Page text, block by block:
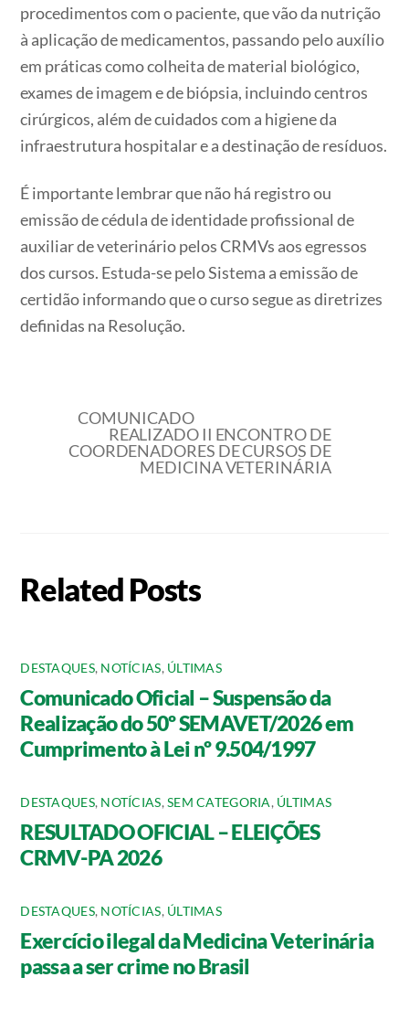
procedimentos com o paciente, que vão da nutrição
à aplicação de medicamentos, passando pelo auxílio
em práticas como colheita de material biológico,
exames de imagem e de biópsia, incluindo centros
cirúrgicos, além de cuidados com a higiene da
infraestrutura hospitalar e a destinação de resíduos.
É importante lembrar que não há registro ou
emissão de cédula de identidade profissional de
auxiliar de veterinário pelos CRMVs aos egressos
dos cursos. Estuda-se pelo Sistema a emissão de
certidão informando que o curso segue as diretrizes
definidas na Resolução.
COMUNICADO
REALIZADO II ENCONTRO DE
COORDENADORES DE CURSOS DE
MEDICINA VETERINÁRIA
Related Posts
DESTAQUES, NOTÍCIAS, ÚLTIMAS
Comunicado Oficial – Suspensão da
Realização do 50º SEMAVET/2026 em
Cumprimento à Lei nº 9.504/1997
DESTAQUES, NOTÍCIAS,SEM CATEGORIA, ÚLTIMAS
RESULTADO OFICIAL – ELEIÇÕES
CRMV-PA 2026
DESTAQUES, NOTÍCIAS, ÚLTIMAS
Exercício ilegal da Medicina Veterinária
passa a ser crime no Brasil